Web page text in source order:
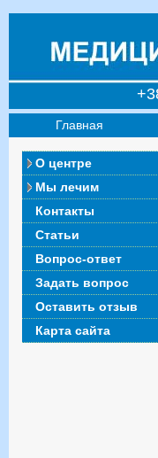
Главная
О центре
Мы лечим
Контакты
Статьи
Вопрос-ответ
Задать вопрос
Оставить отзыв
Карта сайта